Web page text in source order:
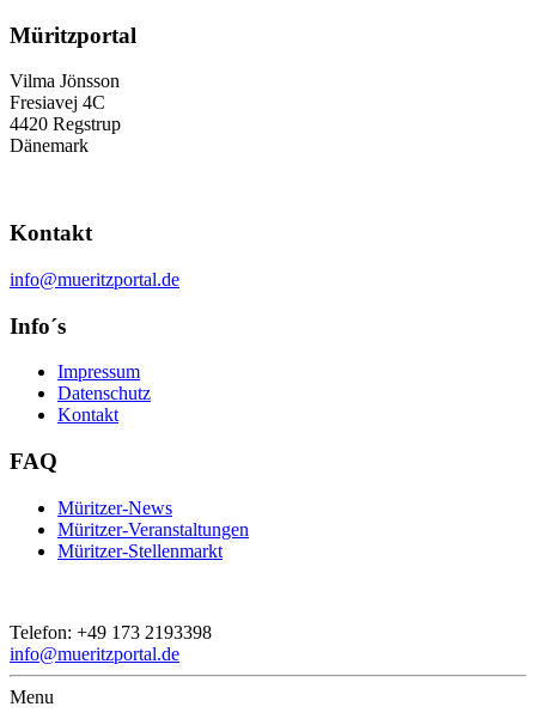
Müritzportal
Vilma Jönsson
Fresiavej 4C
4420 Regstrup
Dänemark
Kontakt
info@mueritzportal.de
Info´s
Impressum
Datenschutz
Kontakt
FAQ
Müritzer-News
Müritzer-Veranstaltungen
Müritzer-Stellenmarkt
Telefon: +49 173 2193398
info@mueritzportal.de
Menu